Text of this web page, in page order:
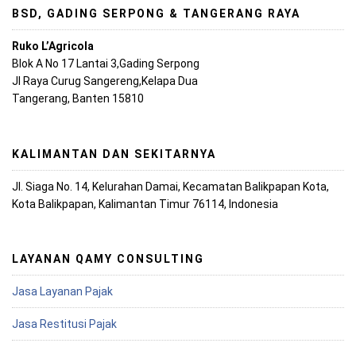
BSD, GADING SERPONG & TANGERANG RAYA
Ruko L’Agricola
Blok A No 17 Lantai 3,Gading Serpong
Jl Raya Curug Sangereng,Kelapa Dua
Tangerang, Banten 15810
KALIMANTAN DAN SEKITARNYA
Jl. Siaga No. 14, Kelurahan Damai, Kecamatan Balikpapan Kota,
Kota Balikpapan, Kalimantan Timur 76114, Indonesia
LAYANAN QAMY CONSULTING
Jasa Layanan Pajak
Jasa Restitusi Pajak